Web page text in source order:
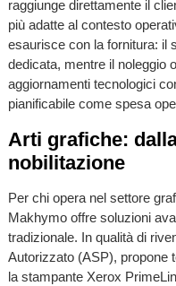
raggiunge direttamente il
più adatte al contesto
esaurisce con la fornitura: il
dedicata, mentre il noleggio
aggiornamenti tecnologici
pianificabile come spesa
Arti grafiche:
nobilitazione
Per chi opera nel settore
Makhymo offre soluzioni
tradizionale. In qualità di
Autorizzato (ASP), propone
la stampante Xerox